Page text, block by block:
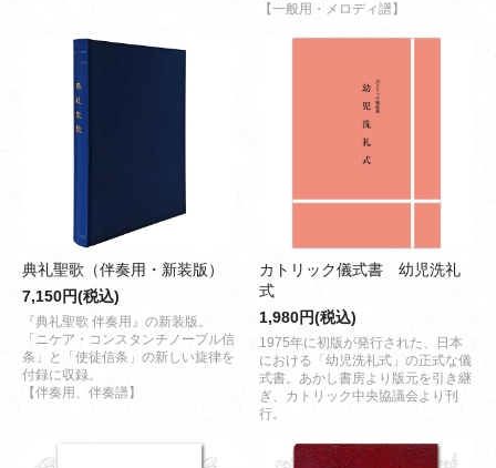
【一般用・メロディ譜】
典礼聖歌（伴奏用・新装版）
7,150円(税込)
『典礼聖歌 伴奏用』の新装版。
「ニケア・コンスタンチノープル信
条」と「使徒信条」の新しい旋律を
付録に収録。
【伴奏用、伴奏譜】
カトリック儀式書 幼児洗礼
式
1,980円(税込)
1975年に初版が発行された、日本
における「幼児洗礼式」の正式な儀
式書。あかし書房より版元を引き継
ぎ、カトリック中央協議会より刊
行。